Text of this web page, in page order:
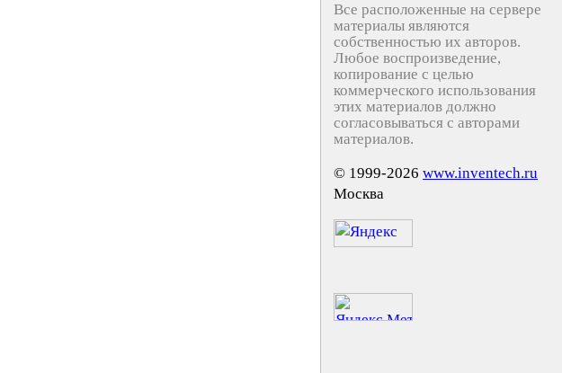
Все расположенные на сервере
материалы являются
собственностью их авторов.
Любое воспроизведение,
копирование с целью
коммерческого использования
этих материалов должно
согласовываться с авторами
материалов.
© 1999-2026 www.inventech.ru
Москва